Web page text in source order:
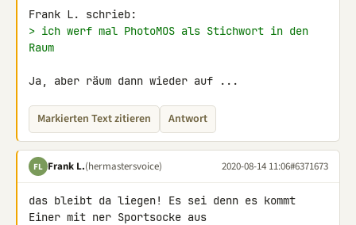
> ich werf mal PhotoMOS als Stichwort in den
Raum
Ja, aber räum dann wieder auf ...
Markierten Text zitieren Antwort
FL Frank L.(hermastersvoice) 2020-08-14 11:06#6371673
das bleibt da liegen! Es sei denn es kommt
Einer mit ner Sportsocke aus